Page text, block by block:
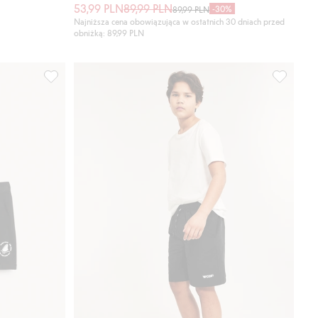
53,99 PLN89,99 PLN89,99 PLN -30%
Najniższa cena obowiązująca w ostatnich 30 dniach przed
obniżką: 89,99 PLN
Kąpielówki ze sznureczkiem, Dodaj do listy ulubione